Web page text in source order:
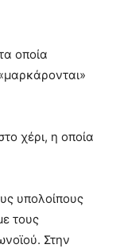
οποία
χέρι, η οποία
υπολοίπους
τους
Στην